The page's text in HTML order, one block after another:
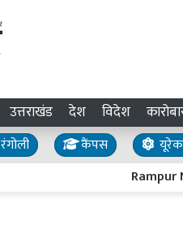
उत्तराखंड देश विदेश
रंगोली कैंपस
Rampur